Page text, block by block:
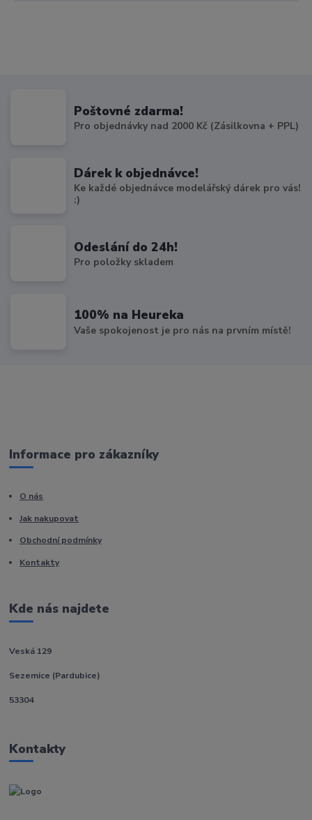
Poštovné zdarma!
Pro objednávky nad 2000 Kč (Zásilkovna + PPL)
Dárek k objednávce!
Ke každé objednávce modelářský dárek pro vás!
:)
Odeslání do 24h!
Pro položky skladem
100% na Heureka
Vaše spokojenost je pro nás na prvním místě!
Informace pro zákazníky
O nás
Jak nakupovat
Obchodní podmínky
Kontakty
Kde nás najdete
Veská 129
Sezemice (Pardubice)
53304
Kontakty